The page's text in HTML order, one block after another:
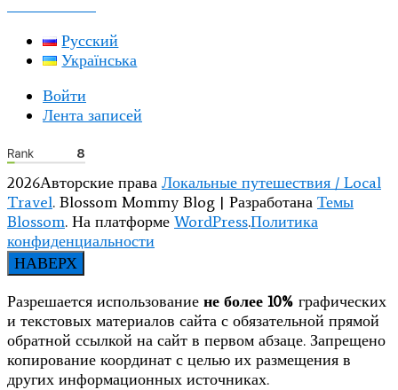
Русский
Українська
Войти
Лента записей
2026Авторские права Локальные путешествия / Local
Travel. Blossom Mommy Blog | Разработана Темы
Blossom. На платформе WordPress.Политика
конфиденциальности
НАВЕРХ
Разрешается использование не более 10% графических
и текстовых материалов сайта с обязательной прямой
обратной ссылкой на сайт в первом абзаце. Запрещено
копирование координат с целью их размещения в
других информационных источниках.